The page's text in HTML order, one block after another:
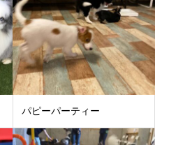
パピーパーティー